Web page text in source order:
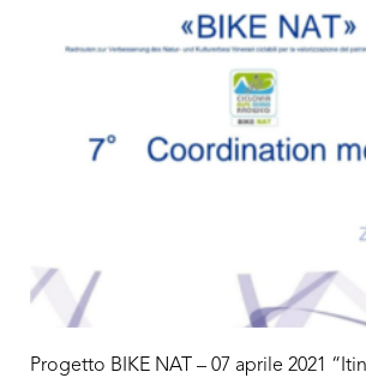
Progetto BIKE NAT – 07 aprile 2021